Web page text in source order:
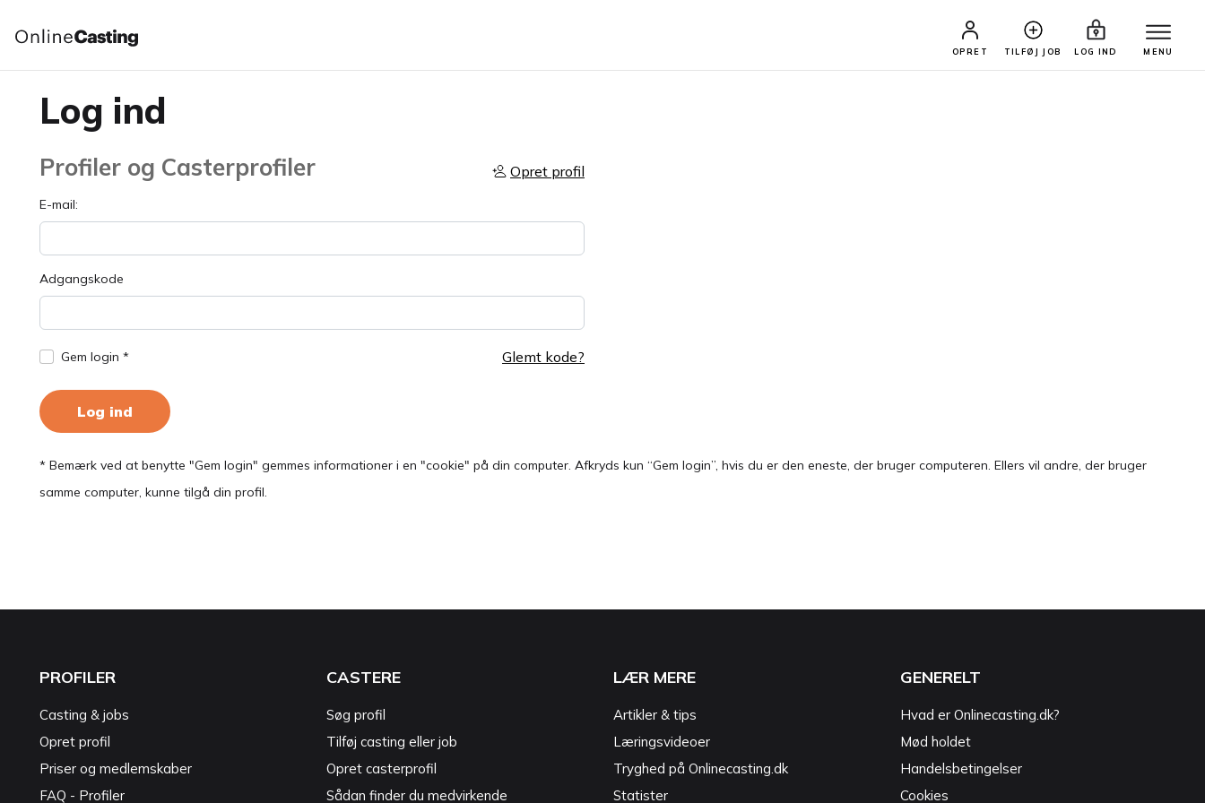
OPRET TILFØJ JOB LOG IND MENU
Log ind
Profiler og Casterprofiler Opret profil
E-mail:
Adgangskode
Gem login * Glemt kode?
Log ind
* Bemærk ved at benytte "Gem login" gemmes informationer i en "cookie" på din computer. Afkryds kun “Gem login”, hvis du er den eneste, der bruger computeren. Ellers vil andre, der bruger
samme computer, kunne tilgå din profil.
PROFILER
Casting & jobs
Opret profil
Priser og medlemskaber
FAQ - Profiler
CASTERE
Søg profil
Tilføj casting eller job
Opret casterprofil
Sådan finder du medvirkende
LÆR MERE
Artikler & tips
Læringsvideoer
Tryghed på Onlinecasting.dk
Statister
GENERELT
Hvad er Onlinecasting.dk?
Mød holdet
Handelsbetingelser
Cookies